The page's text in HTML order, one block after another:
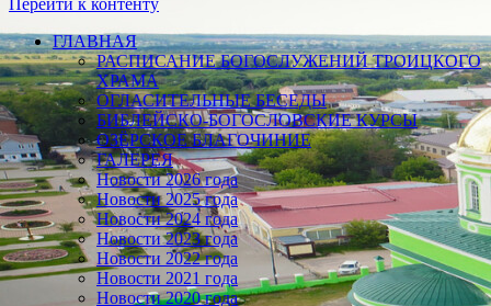
ГЛАВНАЯ
РАСПИСАНИЕ БОГОСЛУЖЕНИЙ ТРОИЦКОГО
ХРАМА
ОГЛАСИТЕЛЬНЫЕ БЕСЕДЫ
БИБЛЕЙСКО-БОГОСЛОВСКИЕ КУРСЫ
ОЗЁРСКОЕ БЛАГОЧИНИЕ
ГАЛЕРЕЯ
Новости 2026 года
Новости 2025 года
Новости 2024 года
Новости 2023 года
Новости 2022 года
Новости 2021 года
Новости 2020 года